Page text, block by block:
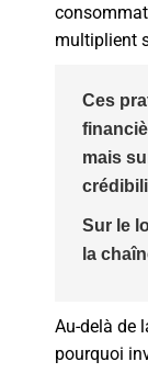
multiplient
Ces
mais
Sur le
la
Au-delà de
pourquoi